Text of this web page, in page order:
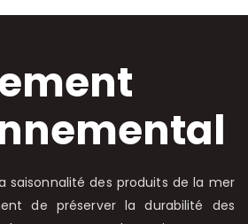
saisonnalité des produits de la mer
de préserver la durabilité des